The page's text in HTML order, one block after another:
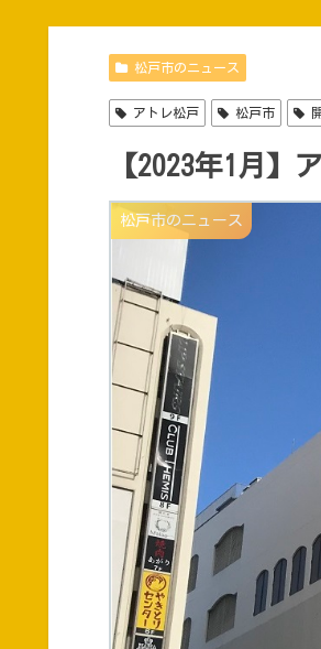
松戸市のニュース
アトレ松戸 松戸市
【2023年1月】
松戸市のニュース